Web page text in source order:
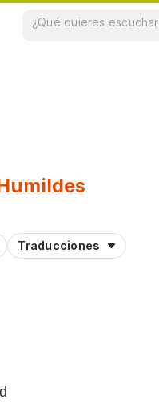
Traducciones